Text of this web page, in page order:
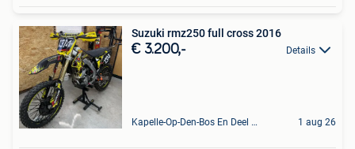
Suzuki rmz250 full cross 2016
€ 3.200,- Details
Kapelle-Op-Den-Bos En Deel Van Zemst 1 aug 26